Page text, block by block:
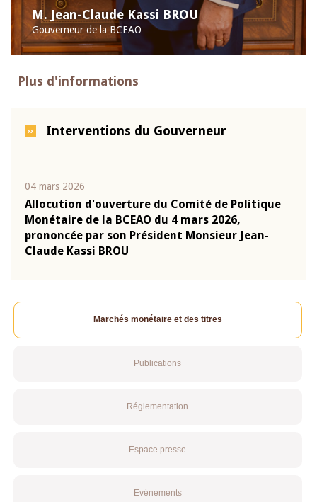
M. Jean-Claude Kassi BROU
Gouverneur de la BCEAO
Plus d'informations
Interventions du Gouverneur
04 mars 2026
Allocution d'ouverture du Comité de Politique
Monétaire de la BCEAO du 4 mars 2026,
prononcée par son Président Monsieur Jean-
Claude Kassi BROU
Marchés monétaire et des titres
Publications
Réglementation
Espace presse
Evénements